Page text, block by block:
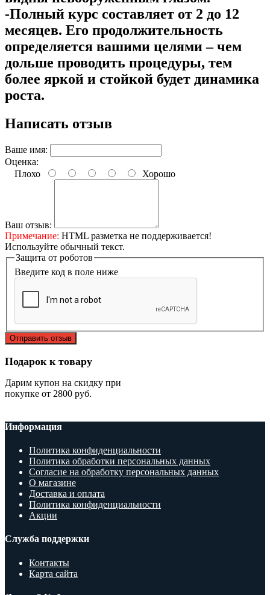
-Полный курс составляет от 2 до 12
месяцев. Его продолжительность
определяется вашими целями – чем
дольше проводить процедуры, тем
более яркой и стойкой будет динамика
роста.
Написать отзыв
Ваше имя:
Оценка:
Плохо
Хорошо
Ваш отзыв:
Примечание: HTML разметка не поддерживается!
Используйте обычный текст.
Защита от роботов
Введите код в поле ниже
Отправить отзыв
Подарок к товару
Дарим купон на скидку при
покупке от 2800 руб.
Информация
Политика конфиденциальности
Политика обработки персональных данных
Согласие на обработку персональных данных
О магазине
Доставка и оплата
Политика конфиденциальности
Акции
Служба поддержки
Контакты
Карта сайта